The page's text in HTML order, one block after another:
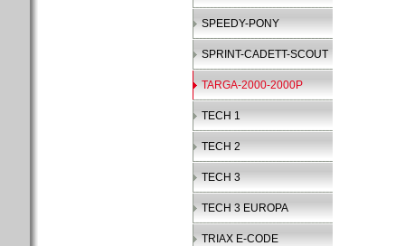
SPEEDY-PONY
SPRINT-CADETT-SCOUT
TARGA-2000-2000P
TECH 1
TECH 2
TECH 3
TECH 3 EUROPA
TRIAX E-CODE